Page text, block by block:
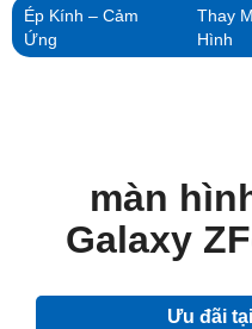
Ép Kính – Cảm
Ứng
Thay
Hình
màn
Galaxy
Ưu đãi